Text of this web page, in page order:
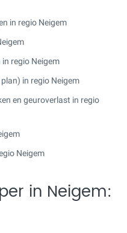
in regio Neigem
regio Neigem
in regio Neigem
en geuroverlast in regio
Neigem
in Neigem: